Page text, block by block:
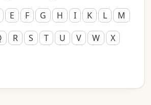
E F G H I K L
M
R S T U V W
X